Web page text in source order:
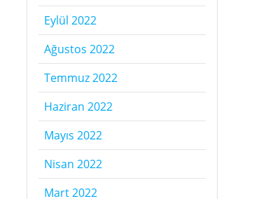
Eylül 2022
Ağustos 2022
Temmuz 2022
Haziran 2022
Mayıs 2022
Nisan 2022
Mart 2022